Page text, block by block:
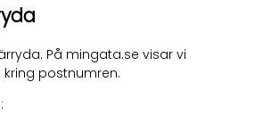
På mingata.se visar vi
postnumren.